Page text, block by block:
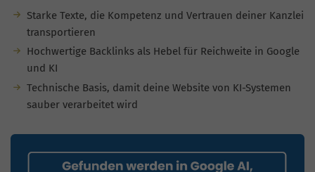
Starke Texte, die Kompetenz und Vertrauen deiner Kanzlei
transportieren
Hochwertige Backlinks als Hebel für Reichweite in Google
und KI
Technische Basis, damit deine Website von KI-Systemen
sauber verarbeitet wird